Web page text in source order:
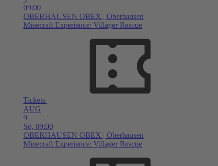
09:00
OBERHAUSEN OBEX | Oberhausen
Minecraft Experience: Villager Rescue
Tickets
AUG
9
So, 09:00
OBERHAUSEN OBEX | Oberhausen
Minecraft Experience: Villager Rescue